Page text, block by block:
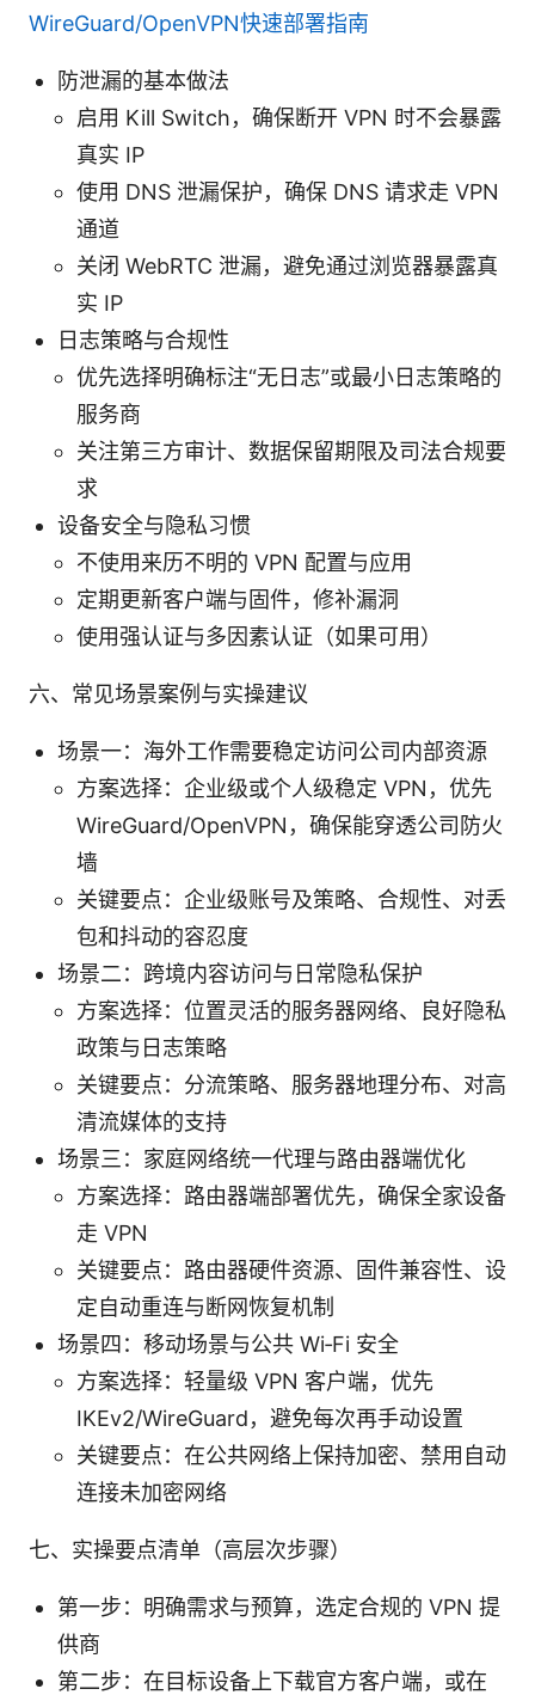
WireGuard/OpenVPN快速部署指南
防泄漏的基本做法
启用 Kill Switch，确保断开 VPN 时不会暴露
真实 IP
使用 DNS 泄漏保护，确保 DNS 请求走 VPN
通道
关闭 WebRTC 泄漏，避免通过浏览器暴露真
实 IP
日志策略与合规性
优先选择明确标注“无日志”或最小日志策略的
服务商
关注第三方审计、数据保留期限及司法合规要
求
设备安全与隐私习惯
不使用来历不明的 VPN 配置与应用
定期更新客户端与固件，修补漏洞
使用强认证与多因素认证（如果可用）
六、常见场景案例与实操建议
场景一：海外工作需要稳定访问公司内部资源
方案选择：企业级或个人级稳定 VPN，优先
WireGuard/OpenVPN，确保能穿透公司防火
墙
关键要点：企业级账号及策略、合规性、对丢
包和抖动的容忍度
场景二：跨境内容访问与日常隐私保护
方案选择：位置灵活的服务器网络、良好隐私
政策与日志策略
关键要点：分流策略、服务器地理分布、对高
清流媒体的支持
场景三：家庭网络统一代理与路由器端优化
方案选择：路由器端部署优先，确保全家设备
走 VPN
关键要点：路由器硬件资源、固件兼容性、设
定自动重连与断网恢复机制
场景四：移动场景与公共 Wi‑Fi 安全
方案选择：轻量级 VPN 客户端，优先
IKEv2/WireGuard，避免每次再手动设置
关键要点：在公共网络上保持加密、禁用自动
连接未加密网络
七、实操要点清单（高层次步骤）
第一步：明确需求与预算，选定合规的 VPN 提
供商
第二步：在目标设备上下载官方客户端，或在